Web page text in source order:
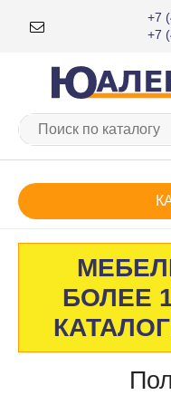
+7
+7
БОЛЕЕ